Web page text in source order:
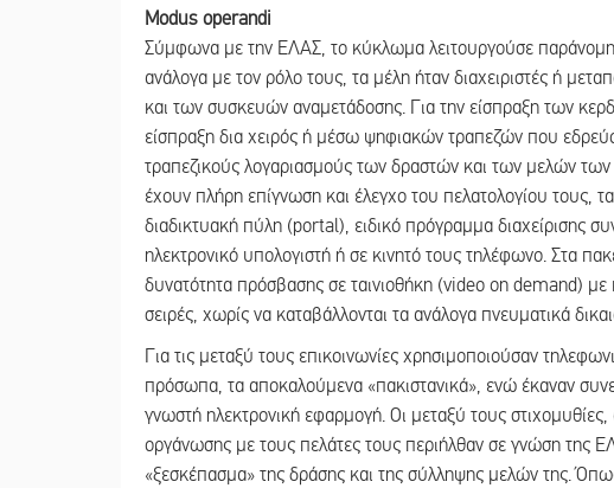
Modus operandi
Σύμφωνα με την ΕΛΑΣ, το κύκλωμα λειτουργούσε
ανάλογα με τον ρόλο τους, τα μέλη ήταν διαχειριστές ή
και των συσκευών αναμετάδοσης. Για την είσπραξη των
είσπραξη δια χειρός ή μέσω ψηφιακών τραπεζών που
τραπεζικούς λογαριασμούς των δραστών και των μελών
έχουν πλήρη επίγνωση και έλεγχο του πελατολογίου τους,
διαδικτυακή πύλη (portal), ειδικό πρόγραμμα διαχείρισης
ηλεκτρονικό υπολογιστή ή σε κινητό τους τηλέφωνο. Στα
δυνατότητα πρόσβασης σε ταινιοθήκη (video on demand) με
σειρές, χωρίς να καταβάλλονται τα ανάλογα πνευματικά
Για τις μεταξύ τους επικοινωνίες χρησιμοποιούσαν
πρόσωπα, τα αποκαλούμενα «πακιστανικά», ενώ έκαναν
γνωστή ηλεκτρονική εφαρμογή. Οι μεταξύ τους στιχομυθίες,
οργάνωσης με τους πελάτες τους περιήλθαν σε γνώση της
«ξεσκέπασμα» της δράσης και της σύλληψης μελών της.